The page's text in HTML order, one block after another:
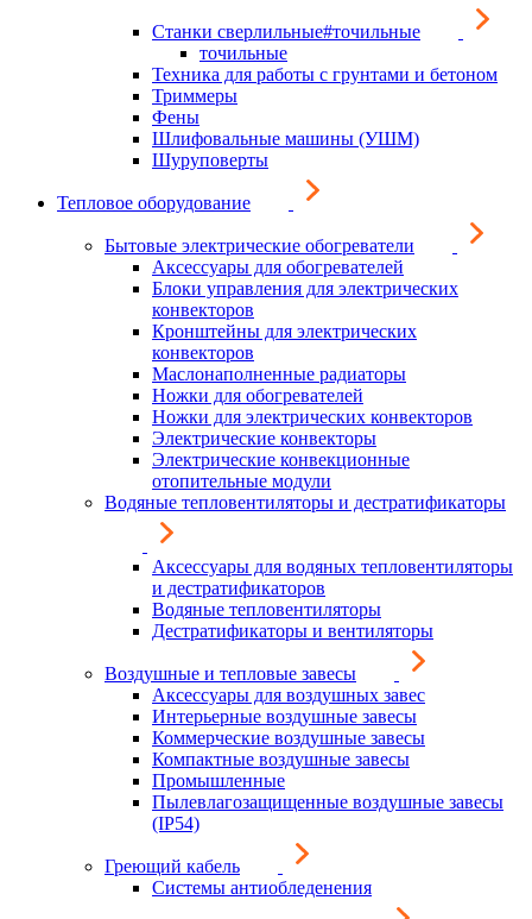
Станки сверлильные#точильные
точильные
Техника для работы с грунтами и бетоном
Триммеры
Фены
Шлифовальные машины (УШМ)
Шуруповерты
Тепловое оборудование
Бытовые электрические обогреватели
Аксессуары для обогревателей
Блоки управления для электрических
конвекторов
Кронштейны для электрических
конвекторов
Маслонаполненные радиаторы
Ножки для обогревателей
Ножки для электрических конвекторов
Электрические конвекторы
Электрические конвекционные
отопительные модули
Водяные тепловентиляторы и дестратификаторы
Аксессуары для водяных тепловентиляторы
и дестратификаторов
Водяные тепловентиляторы
Дестратификаторы и вентиляторы
Воздушные и тепловые завесы
Аксессуары для воздушных завес
Интерьерные воздушные завесы
Коммерческие воздушные завесы
Компактные воздушные завесы
Промышленные
Пылевлагозащищенные воздушные завесы
(IP54)
Греющий кабель
Системы антиобледенения